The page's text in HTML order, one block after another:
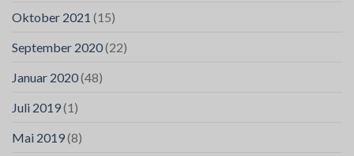
Oktober 2021 (15)
September 2020(22)
Januar 2020(48)
Juli 2019(1)
Mai 2019(8)